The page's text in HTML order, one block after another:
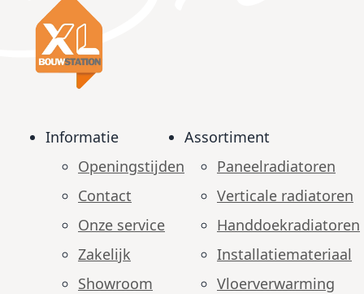
Informatie
Openingstijden
Contact
Onze service
Zakelijk
Showroom
Assortiment
Paneelradiatoren
Verticale radiatoren
Handdoekradiatoren
Installatiemateriaal
Vloerverwarming